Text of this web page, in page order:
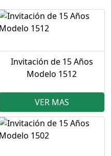
Invitación de 15 Años
Modelo 1512
VER MAS